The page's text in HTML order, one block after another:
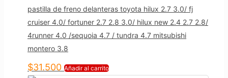
pastilla de freno delanteras toyota hilux 2.7 3.0/ fj
cruiser 4.0/ fortuner 2.7 2.8 3.0/ hilux new 2.4 2.7 2.8/
4runner 4.0 /sequoia 4.7 / tundra 4.7 mitsubishi
montero 3.8
$31.500 Añadir al carrito